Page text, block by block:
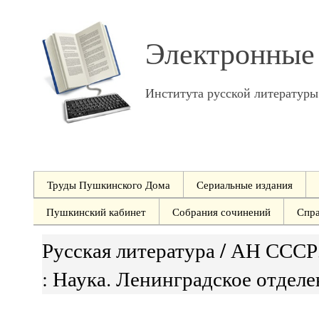
Института русской
Труды Пушкинского Дома
Сериальные издания
Пушкинский кабинет
Собрания сочинений
Русская литература / АН
: Наука. Ленинградское